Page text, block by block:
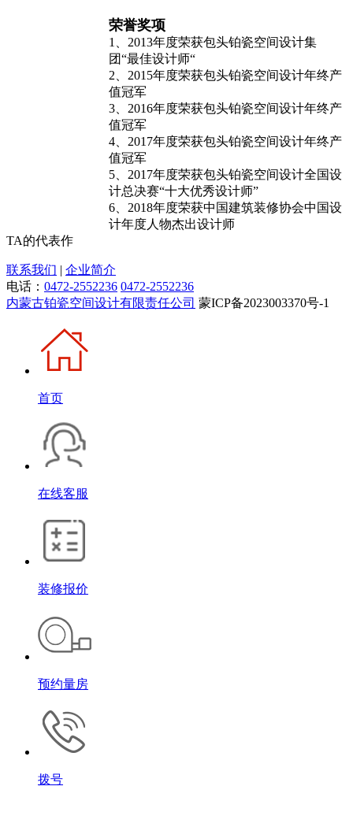
荣誉奖项
1、2013年度荣获包头铂瓷空间设计集
团“最佳设计师“
2、2015年度荣获包头铂瓷空间设计年终产
值冠军
3、2016年度荣获包头铂瓷空间设计年终产
值冠军
4、2017年度荣获包头铂瓷空间设计年终产
值冠军
5、2017年度荣获包头铂瓷空间设计全国设
计总决赛“十大优秀设计师”
6、2018年度荣获中国建筑装修协会中国设
计年度人物杰出设计师
TA的代表作
联系我们 | 企业简介
电话： 0472-2552236 0472-2552236
内蒙古铂瓷空间设计有限责任公司 蒙ICP备2023003370号-1
首页
在线客服
装修报价
预约量房
拨号